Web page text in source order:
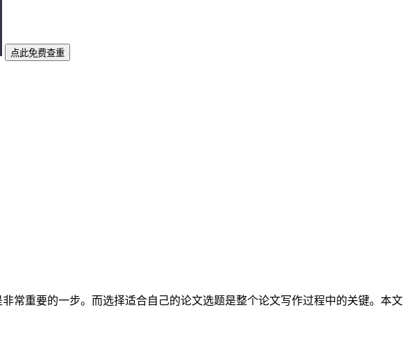
点此免费查重
常重要的一步。而选择适合自己的论文选题是整个论文写作过程中的关键。本文